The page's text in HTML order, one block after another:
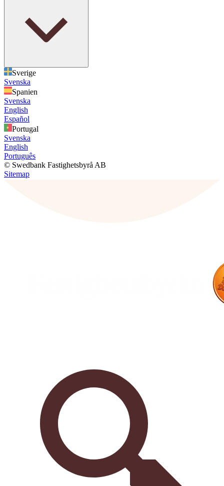
Sverige
Svenska
Spanien
Svenska
English
Español
Portugal
Svenska
English
Português
© Swedbank Fastighetsbyrå AB
Sitemap